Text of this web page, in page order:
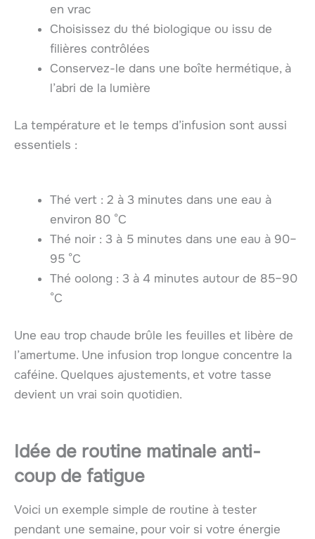
en vrac
Choisissez du thé biologique ou issu de
filières contrôlées
Conservez-le dans une boîte hermétique, à
l’abri de la lumière
La température et le temps d’infusion sont aussi
essentiels :
Thé vert : 2 à 3 minutes dans une eau à
environ 80 °C
Thé noir : 3 à 5 minutes dans une eau à 90–
95 °C
Thé oolong : 3 à 4 minutes autour de 85–90
°C
Une eau trop chaude brûle les feuilles et libère de
l’amertume. Une infusion trop longue concentre la
caféine. Quelques ajustements, et votre tasse
devient un vrai soin quotidien.
Idée de routine matinale anti-
coup de fatigue
Voici un exemple simple de routine à tester
pendant une semaine, pour voir si votre énergie